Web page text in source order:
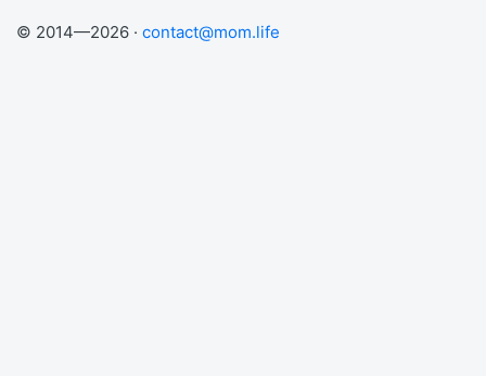
© 2014—2026 · contact@mom.life